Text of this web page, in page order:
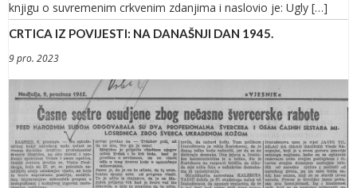
knjigu o suvremenim crkvenim zdanjima i naslovio je: Ugly […]
CRTICA IZ POVIJESTI: NA DANAŠNJI DAN 1945.
9 pro. 2023